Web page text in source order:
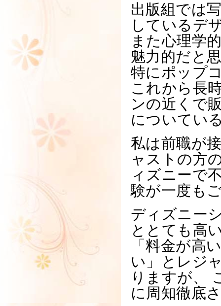
出版組では
しているデ
また心理学
魅力的だと
特にポップ
これから長
ンの近くで
についてい
私は前職が
ャストの方
ィズニーで
験が一度も
ディズニー
ととても高
「料金が高
い」とレジ
りますが、
に周知徹底